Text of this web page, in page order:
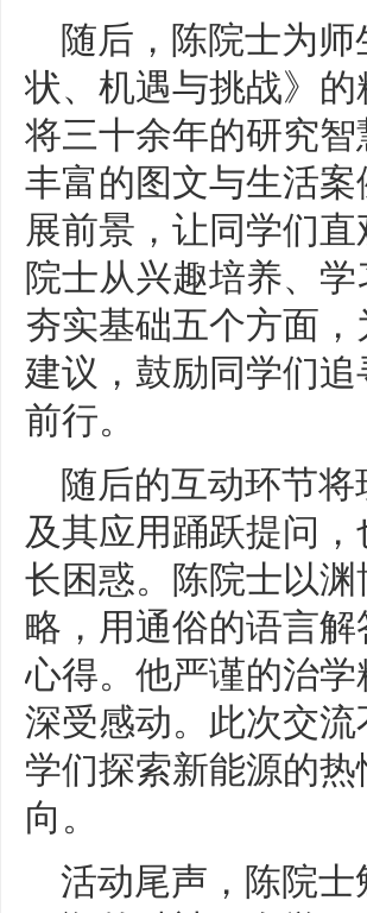
随后，陈院士为
状、机遇与挑战》
将三十余年的研究
丰富的图文与生活
展前景，让同学们
院士从兴趣培养、
夯实基础五个方面
建议，鼓励同学们
前行。
随后的互动环节
及其应用踊跃提问
长困惑。陈院士以
略，用通俗的语言
心得。他严谨的治
深受感动。此次交
学们探索新能源的
向。
活动尾声，陈院